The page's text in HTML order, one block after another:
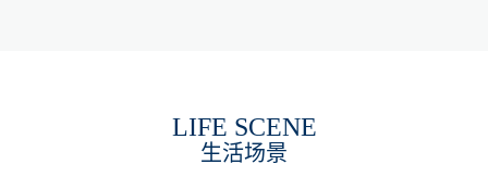
LIFE SCENE
生活场景